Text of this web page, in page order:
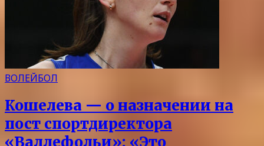
ВОЛЕЙБОЛ
Кошелева — о назначении на
пост спортдиректора
«Валлефольи»: «Это